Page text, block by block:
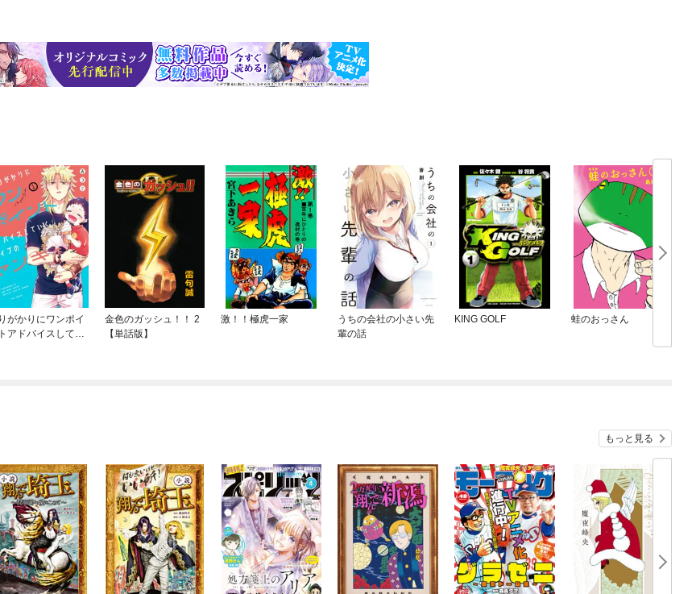
がかりにワンポイ
アドバイスしてい
金色のガッシュ！！ 2
【単話版】
激！！極虎一家
うちの会社の小さい先
輩の話
KING GOLF 蛙のおっさん
もっと見る